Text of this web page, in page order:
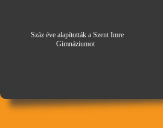
Száz éve alapították a Szent Imre
Gimnáziumot